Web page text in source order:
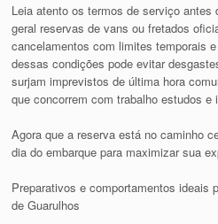
Leia atento os termos de serviço antes
geral reservas de vans ou fretados
cancelamentos com limites temporais
dessas condições pode evitar
surjam imprevistos de última hora
que concorrem com trabalho estudos e
Agora que a reserva está no caminho
dia do embarque para maximizar sua
Preparativos e comportamentos ideais
de Guarulhos